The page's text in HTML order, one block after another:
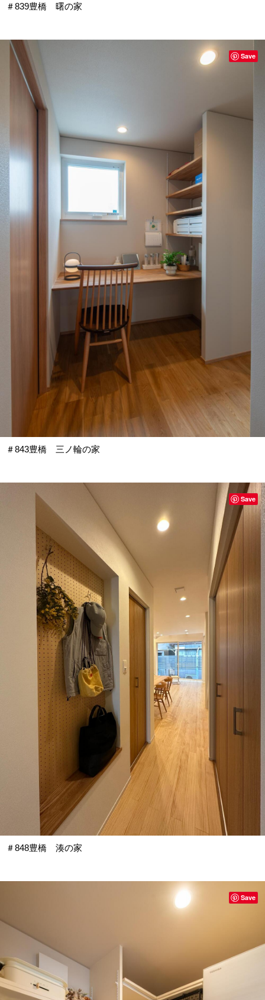
＃839豊橋 曙の家
＃843豊橋 三ノ輪の家
Save
＃848豊橋 湊の家
Save
Save